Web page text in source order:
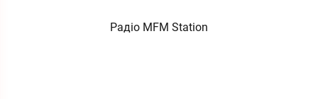
Радіо MFM Station